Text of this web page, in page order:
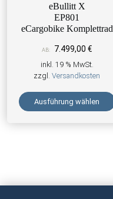
eBullitt X
EP801
eCargobike Komplettrad
AB: 7.499,00 €
inkl. 19 % MwSt.
zzgl.Versandkosten
Ausführung wählen